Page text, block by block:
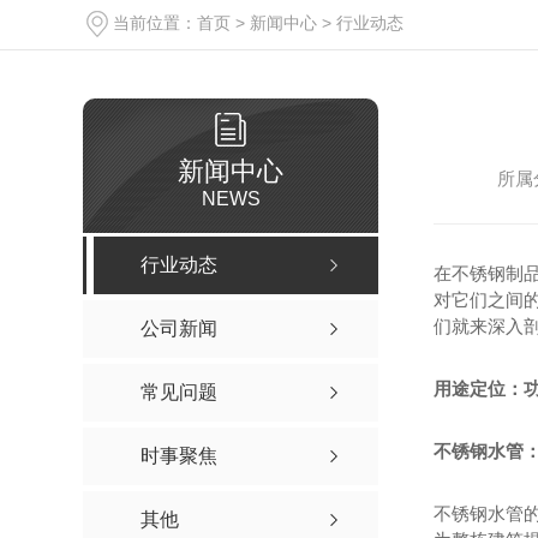
当前位置： 首页 > 新闻中心 > 行业动态
新闻中心
NEWS
行业动态
公司新闻
常见问题
时事聚焦
其他
所
在不锈钢制
对它们之间
们就来深入
用途定位：
不锈钢水管
不锈钢水管